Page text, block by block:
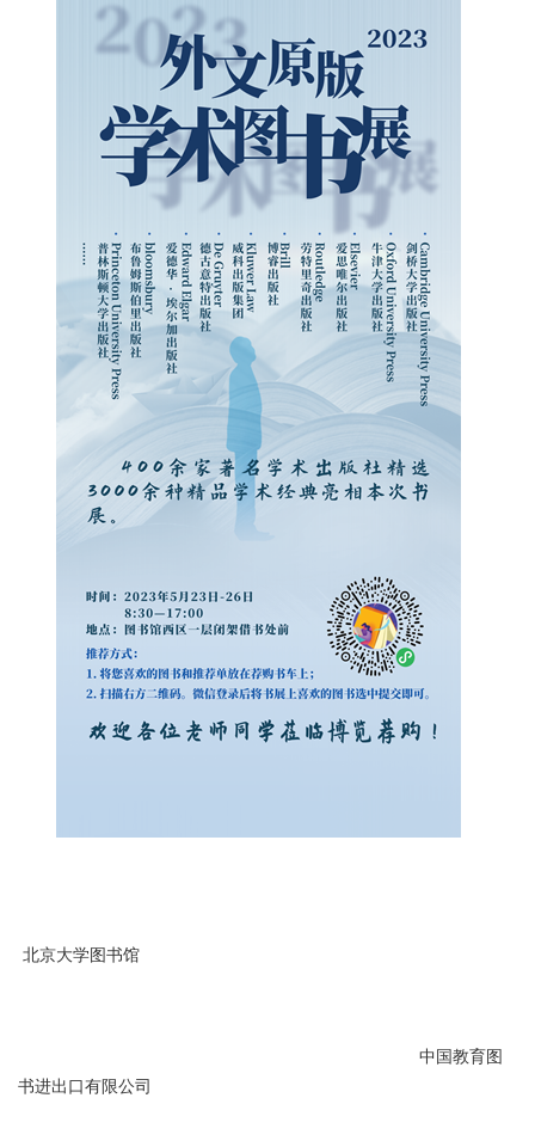
北京大学图书馆
中国教育图
书进出口有限公司